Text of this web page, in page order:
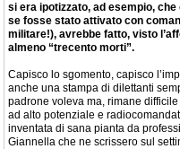
si era ipotizzato, ad esempio,
se fosse stato attivato con
militare!), avrebbe fatto, visto
almeno “trecento morti”.
Capisco lo sgomento, capisco
anche una stampa di dilettanti
padrone voleva ma, rimane
ad alto potenziale e
inventata di sana pianta da
Giannella che ne scrissero sul